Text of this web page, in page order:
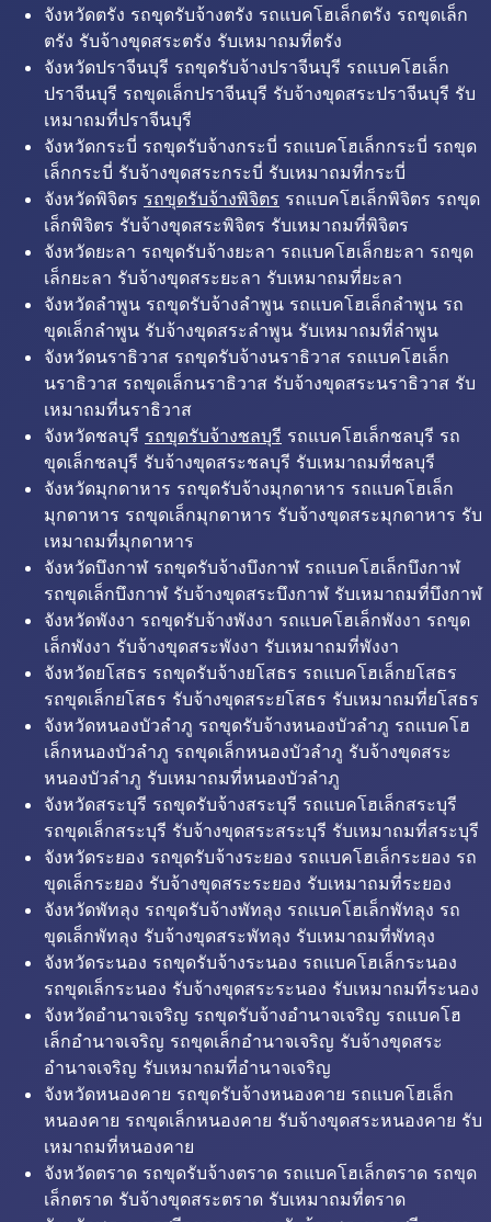
จังหวัดตรัง รถขุดรับจ้างตรัง รถแบคโฮเล็กตรัง รถขุดเล็ก
ตรัง รับจ้างขุดสระตรัง รับเหมาถมที่ตรัง
จังหวัดปราจีนบุรี รถขุดรับจ้างปราจีนบุรี รถแบคโฮเล็ก
ปราจีนบุรี รถขุดเล็กปราจีนบุรี รับจ้างขุดสระปราจีนบุรี รับ
เหมาถมที่ปราจีนบุรี
จังหวัดกระบี่ รถขุดรับจ้างกระบี่ รถแบคโฮเล็กกระบี่ รถขุด
เล็กกระบี่ รับจ้างขุดสระกระบี่ รับเหมาถมที่กระบี่
จังหวัดพิจิตร รถขุดรับจ้างพิจิตร รถแบคโฮเล็กพิจิตร รถขุด
เล็กพิจิตร รับจ้างขุดสระพิจิตร รับเหมาถมที่พิจิตร
จังหวัดยะลา รถขุดรับจ้างยะลา รถแบคโฮเล็กยะลา รถขุด
เล็กยะลา รับจ้างขุดสระยะลา รับเหมาถมที่ยะลา
จังหวัดลำพูน รถขุดรับจ้างลำพูน รถแบคโฮเล็กลำพูน รถ
ขุดเล็กลำพูน รับจ้างขุดสระลำพูน รับเหมาถมที่ลำพูน
จังหวัดนราธิวาส รถขุดรับจ้างนราธิวาส รถแบคโฮเล็ก
นราธิวาส รถขุดเล็กนราธิวาส รับจ้างขุดสระนราธิวาส รับ
เหมาถมที่นราธิวาส
จังหวัดชลบุรี รถขุดรับจ้างชลบุรี รถแบคโฮเล็กชลบุรี รถ
ขุดเล็กชลบุรี รับจ้างขุดสระชลบุรี รับเหมาถมที่ชลบุรี
จังหวัดมุกดาหาร รถขุดรับจ้างมุกดาหาร รถแบคโฮเล็ก
มุกดาหาร รถขุดเล็กมุกดาหาร รับจ้างขุดสระมุกดาหาร รับ
เหมาถมที่มุกดาหาร
จังหวัดบึงกาฬ รถขุดรับจ้างบึงกาฬ รถแบคโฮเล็กบึงกาฬ
รถขุดเล็กบึงกาฬ รับจ้างขุดสระบึงกาฬ รับเหมาถมที่บึงกาฬ
จังหวัดพังงา รถขุดรับจ้างพังงา รถแบคโฮเล็กพังงา รถขุด
เล็กพังงา รับจ้างขุดสระพังงา รับเหมาถมที่พังงา
จังหวัดยโสธร รถขุดรับจ้างยโสธร รถแบคโฮเล็กยโสธร
รถขุดเล็กยโสธร รับจ้างขุดสระยโสธร รับเหมาถมที่ยโสธร
จังหวัดหนองบัวลำภู รถขุดรับจ้างหนองบัวลำภู รถแบคโฮ
เล็กหนองบัวลำภู รถขุดเล็กหนองบัวลำภู รับจ้างขุดสระ
หนองบัวลำภู รับเหมาถมที่หนองบัวลำภู
จังหวัดสระบุรี รถขุดรับจ้างสระบุรี รถแบคโฮเล็กสระบุรี
รถขุดเล็กสระบุรี รับจ้างขุดสระสระบุรี รับเหมาถมที่สระบุรี
จังหวัดระยอง รถขุดรับจ้างระยอง รถแบคโฮเล็กระยอง รถ
ขุดเล็กระยอง รับจ้างขุดสระระยอง รับเหมาถมที่ระยอง
จังหวัดพัทลุง รถขุดรับจ้างพัทลุง รถแบคโฮเล็กพัทลุง รถ
ขุดเล็กพัทลุง รับจ้างขุดสระพัทลุง รับเหมาถมที่พัทลุง
จังหวัดระนอง รถขุดรับจ้างระนอง รถแบคโฮเล็กระนอง
รถขุดเล็กระนอง รับจ้างขุดสระระนอง รับเหมาถมที่ระนอง
จังหวัดอำนาจเจริญ รถขุดรับจ้างอำนาจเจริญ รถแบคโฮ
เล็กอำนาจเจริญ รถขุดเล็กอำนาจเจริญ รับจ้างขุดสระ
อำนาจเจริญ รับเหมาถมที่อำนาจเจริญ
จังหวัดหนองคาย รถขุดรับจ้างหนองคาย รถแบคโฮเล็ก
หนองคาย รถขุดเล็กหนองคาย รับจ้างขุดสระหนองคาย รับ
เหมาถมที่หนองคาย
จังหวัดตราด รถขุดรับจ้างตราด รถแบคโฮเล็กตราด รถขุด
เล็กตราด รับจ้างขุดสระตราด รับเหมาถมที่ตราด